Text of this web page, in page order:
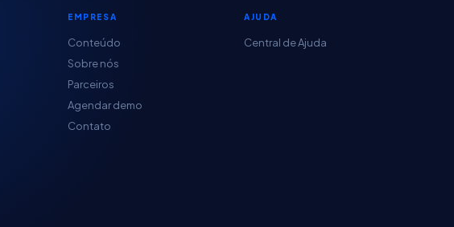
EMPRESA
Conteúdo
Sobre nós
Parceiros
Agendar demo
Contato
AJUDA
Central de Ajuda